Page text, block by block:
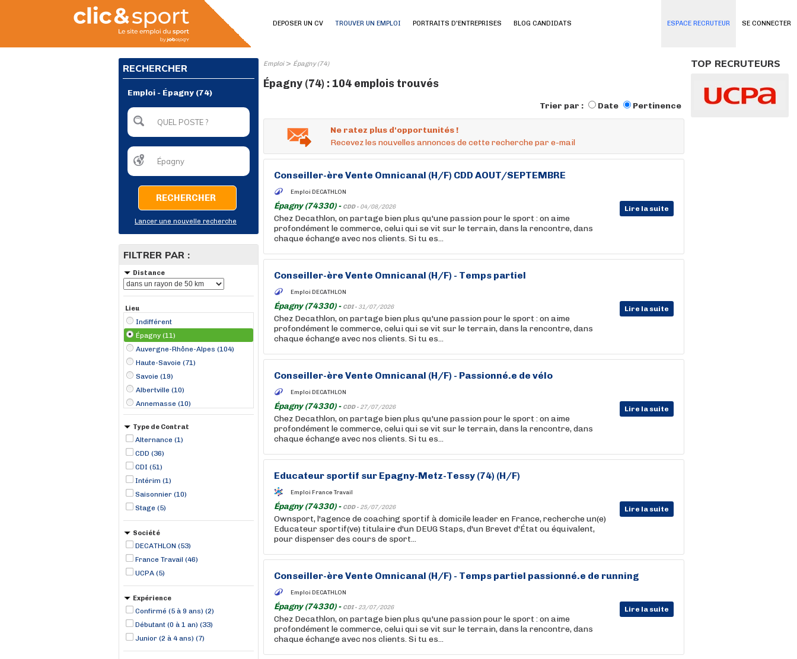
SE CONNECTER
DEPOSER UN CV TROUVER UN EMPLOI PORTRAITS D'ENTREPRISES BLOG CANDIDATS ESPACE RECRUTEUR
RECHERCHER
Emploi - Épagny (74)
RECHERCHER
Lancer une nouvelle recherche
FILTRER PAR :
Distance
Lieu
Indifférent
Épagny (11)
Auvergne-Rhône-Alpes (104)
Haute-Savoie (71)
Savoie (19)
Albertville (10)
Annemasse (10)
Annecy (9)
Scionzier (7)
Thoiry (7)
Chambéry (5)
Saint-Gervais-les-Bains (5)
Neydens (4)
Passy (3)
Type de Contrat
Alternance (1)
CDD (36)
CDI (51)
Intérim (1)
Saisonnier (10)
Stage (5)
Société
DECATHLON (53)
France Travail (46)
UCPA (5)
Expérience
Confirmé (5 à 9 ans) (2)
Débutant (0 à 1 an) (33)
Junior (2 à 4 ans) (7)
Emploi> Épagny (74)
Épagny (74) : 104 emplois trouvés
Trier par : Date Pertinence
Ne ratez plus d'opportunités !
Recevez les nouvelles annonces de cette recherche par e-mail
Conseiller-ère Vente Omnicanal (H/F) CDD AOUT/SEPTEMBRE
Emploi DECATHLON
Épagny (74330) - CDD - 04/08/2026 Lire la suite
Chez Decathlon, on partage bien plus qu'une passion pour le sport : on aime
profondément le commerce, celui qui se vit sur le terrain, dans la rencontre, dans
chaque échange avec nos clients. Si tu es...
Conseiller-ère Vente Omnicanal (H/F) - Temps partiel
Emploi DECATHLON
Épagny (74330) - CDI - 31/07/2026 Lire la suite
Chez Decathlon, on partage bien plus qu'une passion pour le sport : on aime
profondément le commerce, celui qui se vit sur le terrain, dans la rencontre, dans
chaque échange avec nos clients. Si tu es...
Conseiller-ère Vente Omnicanal (H/F) - Passionné.e de vélo
Emploi DECATHLON
Épagny (74330) - CDD - 27/07/2026 Lire la suite
Chez Decathlon, on partage bien plus qu'une passion pour le sport : on aime
profondément le commerce, celui qui se vit sur le terrain, dans la rencontre, dans
chaque échange avec nos clients. Si tu es...
Educateur sportif sur Epagny-Metz-Tessy (74) (H/F)
Emploi France Travail
Épagny (74330) - CDD - 25/07/2026 Lire la suite
Ownsport, l'agence de coaching sportif à domicile leader en France, recherche un(e)
Educateur sportif(ve) titulaire d'un DEUG Staps, d'un Brevet d'État ou équivalent,
pour dispenser des cours de sport...
Conseiller-ère Vente Omnicanal (H/F) - Temps partiel passionné.e de running
Emploi DECATHLON
Épagny (74330) - CDI - 23/07/2026 Lire la suite
Chez Decathlon, on partage bien plus qu'une passion pour le sport : on aime
profondément le commerce, celui qui se vit sur le terrain, dans la rencontre, dans
chaque échange avec nos clients. Si tu es...
TOP RECRUTEURS